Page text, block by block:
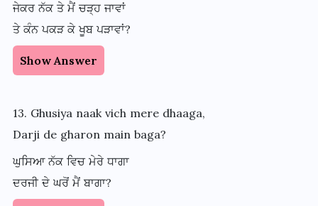
ਜੇਕਰ ਨੱਕ ਤੇ ਮੈਂ ਚੜ੍ਹ ਜਾਵਾਂ
ਤੇ ਕੰਨ ਪਕੜ ਕੇ ਖੂਬ ਪੜਾਵਾਂ?
Show Answer
13. Ghusiya naak vich mere dhaaga,
Darji de gharon main baga?
ਘੁਸਿਆ ਨੱਕ ਵਿਚ ਮੇਰੇ ਧਾਗਾ
ਦਰਜੀ ਦੇ ਘਰੋਂ ਮੈਂ ਬਾਗਾ?